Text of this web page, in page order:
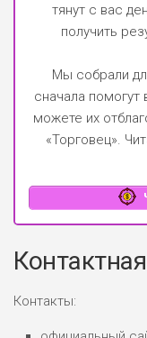
тянут с вас
получить
Мы собрали
сначала помогут
можете их
«Торговец».
Контакты: